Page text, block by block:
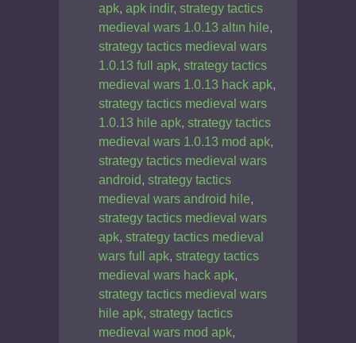
apk, apk indir, strategy tactics
medieval wars 1.0.13 altın hile,
strategy tactics medieval wars
1.0.13 full apk, strategy tactics
medieval wars 1.0.13 hack apk,
strategy tactics medieval wars
1.0.13 hile apk, strategy tactics
medieval wars 1.0.13 mod apk,
strategy tactics medieval wars
android, strategy tactics
medieval wars android hile,
strategy tactics medieval wars
apk, strategy tactics medieval
wars full apk, strategy tactics
medieval wars hack apk,
strategy tactics medieval wars
hile apk, strategy tactics
medieval wars mod apk,